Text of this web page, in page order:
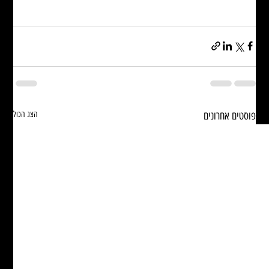
פוסטים אחרונים הצג הכול